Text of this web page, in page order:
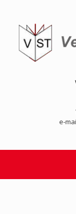
springen
e-